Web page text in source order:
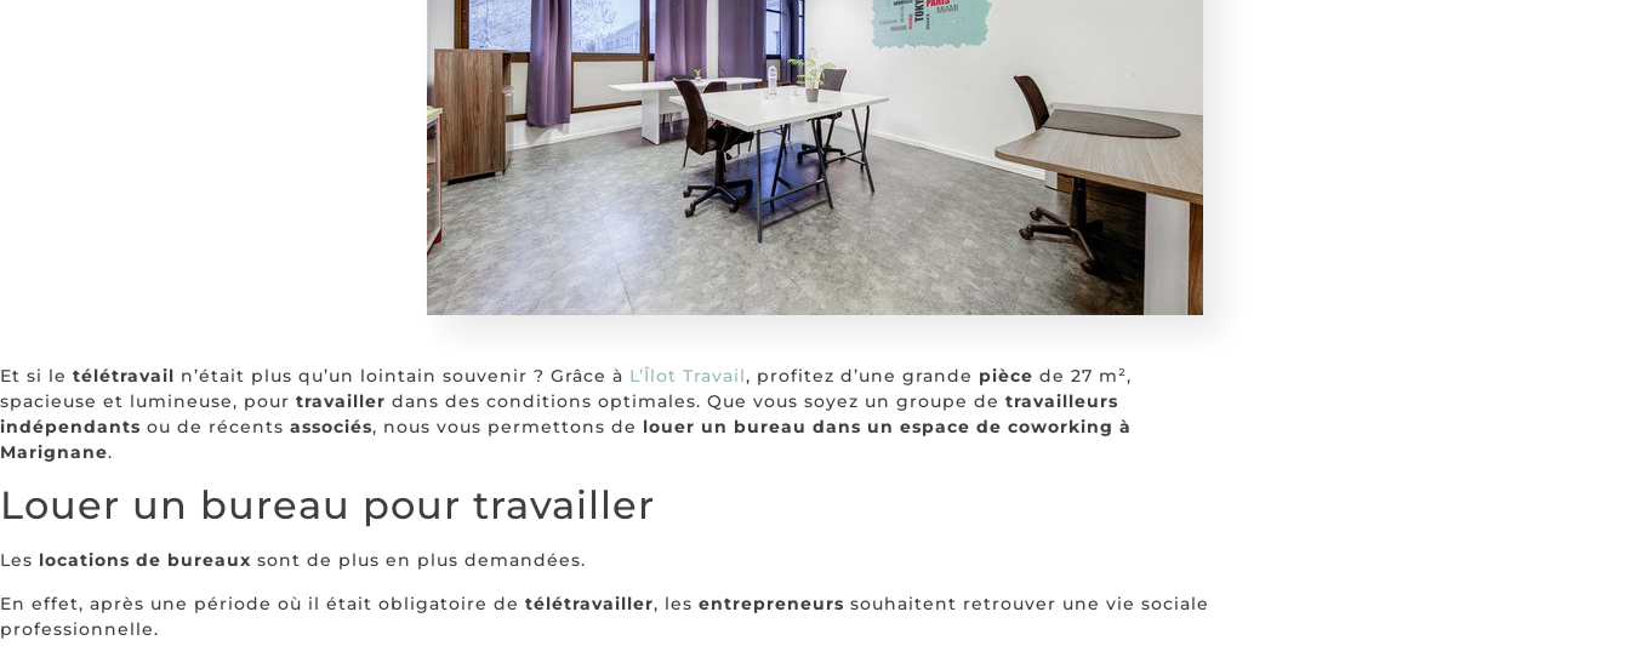
Et si le télétravail n’était plus qu’un lointain souvenir ? Grâce à L’Îlot Travail, profitez d’une grande pièce de 27 m²,
spacieuse et lumineuse, pour travailler dans des conditions optimales. Que vous soyez un groupe de travailleurs
indépendants ou de récents associés, nous vous permettons de louer un bureau dans un espace de coworking à
Marignane.
Louer un bureau pour travailler
Les locations de bureaux sont de plus en plus demandées.
En effet, après une période où il était obligatoire de télétravailler, les entrepreneurs souhaitent retrouver une vie sociale
professionnelle.